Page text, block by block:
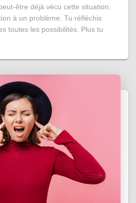
être déjà vécu cette situation.
à un problème. Tu réfléchis
toutes les possibilités. Plus tu